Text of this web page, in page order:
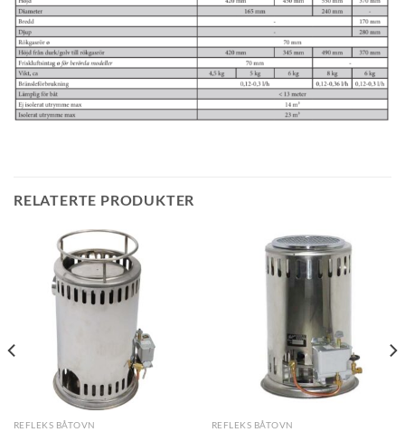
RELATERTE PRODUKTER
REFLEKS BÅTOVN REFLEKS BÅTOVN